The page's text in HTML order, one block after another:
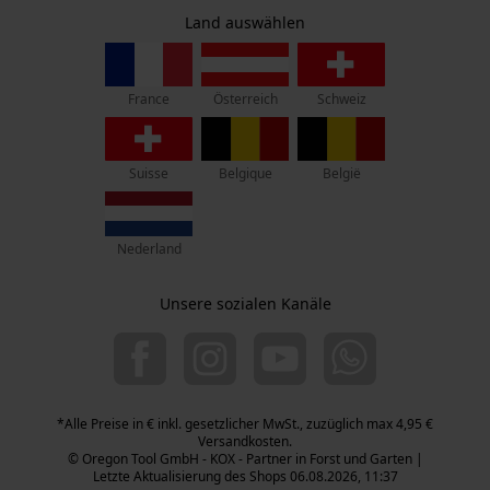
Lise-Meitner-Str. 4
Retouren-Adresse:
Beim Erlenwäldchen 14/2
71522 Backnang
Telefon Erreichbarkeit:
Mo.-Fr.: 07:00 - 18:00 Uhr
Sa.: 09:00 - 13:00 Uhr
Land auswählen
France Österreich Schweiz
Suisse Belgique België
Nederland
Unsere sozialen Kanäle
*Alle Preise in € inkl. gesetzlicher MwSt., zuzüglich max 4,95 €
Versandkosten.
© Oregon Tool GmbH - KOX - Partner in Forst und Garten |
Letzte Aktualisierung des Shops 06.08.2026, 11:37